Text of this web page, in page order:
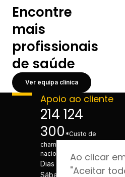
Encontre
mais
profissionais
de saúde
Ver equipa clínica
Apoio ao cliente
214 124
300 *Custo de
chamada para a rede fixa
nacional
Dias úteis - 08h às 20h
Sábados - 08h às 20h
Ao clicar
"Aceitar